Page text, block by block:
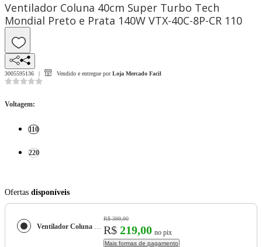
Ventilador Coluna 40cm Super Turbo Tech
Mondial Preto e Prata 140W VTX-40C-8P-CR 110
3005595136 Vendido e entregue por Loja Mercado Facil
Voltagem:
110
220
Ofertas disponíveis
Ventilador Coluna 40cm Super Turbo Tech Mondial Preto e Prata 140W VTX-40C-8P-CR
R$ 399,90
R$ 219,00 no pix
Mais formas de pagamento